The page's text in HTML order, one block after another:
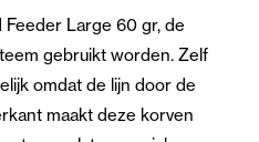
Large 60 gr, de
gebruikt worden. Zelf
omdat de lijn door de
maakt deze korven